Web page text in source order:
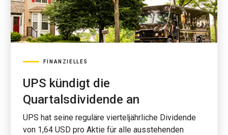
FINANZIELLES
UPS kündigt die
Quartalsdividende an
UPS hat seine reguläre vierteljährliche Dividende
von 1,64 USD pro Aktie für alle ausstehenden